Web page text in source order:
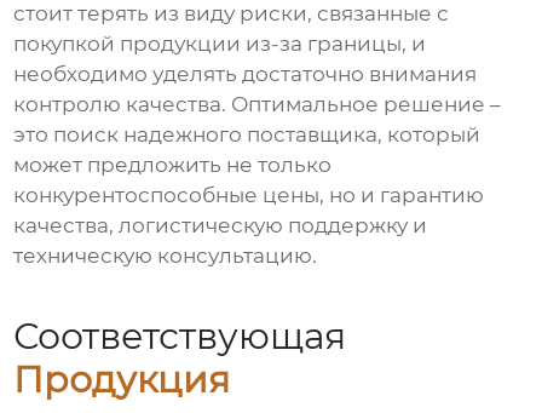
стоит терять из виду риски, связанные с
покупкой продукции из-за границы, и
необходимо уделять достаточно внимания
контролю качества. Оптимальное решение –
это поиск надежного поставщика, который
может предложить не только
конкурентоспособные цены, но и гарантию
качества, логистическую поддержку и
техническую консультацию.
Соответствующая
Продукция